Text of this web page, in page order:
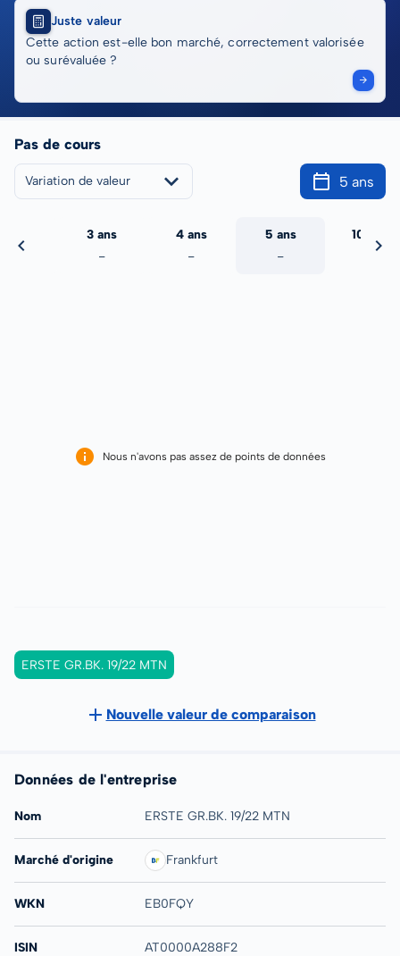
Juste valeur
Cette action est-elle bon marché, correctement valorisée
ou surévaluée ?
Pas de cours
Variation de valeur 5 ans
3 ans
-
4 ans
-
5 ans
-
10 ans
Nous n'avons pas assez de points de données
ERSTE GR.BK. 19/22 MTN
Nouvelle valeur de comparaison
Données de l'entreprise
Nom ERSTE GR.BK. 19/22 MTN
Marché d'origine Frankfurt
WKN EB0FQY
ISIN AT0000A288F2